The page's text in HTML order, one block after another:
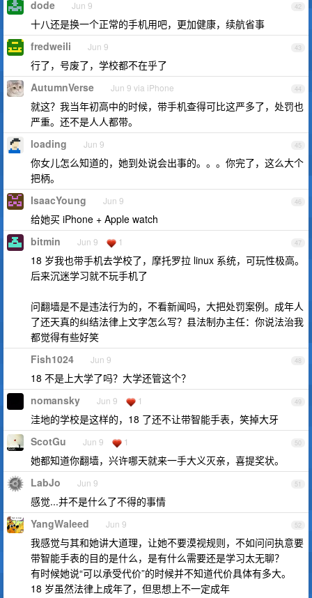
42
dode Jun 9
十八还是换一个正常的手机用吧，更加健康，续航省事
43
fredweili Jun 9
行了，号废了，学校都不在乎了
44
AutumnVerse Jun 9 via iPhone
就这？我当年初高中的时候，带手机查得可比这严多了，处罚也
严重。还不是人人都带。
45
loading Jun 9
你女儿怎么知道的，她到处说会出事的。。。你完了，这么大个
把柄。
46
IsaacYoung Jun 9
给她买 iPhone + Apple watch
47
bitmin Jun 9 1
18 岁我也带手机去学校了，摩托罗拉 linux 系统，可玩性极高。
后来沉迷学习就不玩手机了
问翻墙是不是违法行为的，不看新闻吗，大把处罚案例。成年人
了还天真的纠结法律上文字怎么写？县法制办主任：你说法治我
都觉得有些好笑
48
Fish1024 Jun 9
18 不是上大学了吗？大学还管这个？
49
nomansky Jun 9 1
洼地的学校是这样的，18 了还不让带智能手表，笑掉大牙
50
ScotGu Jun 9 1
她都知道你翻墙，兴许哪天就来一手大义灭亲，喜提奖状。
51
LabJo Jun 9
感觉...并不是什么了不得的事情
52
YangWaleed Jun 9
我感觉与其和她讲大道理，让她不要漠视规则，不如问问执意要
带智能手表的目的是什么，是有什么需要还是学习太无聊？
有时候她说“可以承受代价”的时候并不知道代价具体有多大。
18 岁虽然法律上成年了，但思想上不一定成年